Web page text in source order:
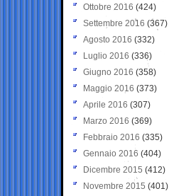
Ottobre 2016 (424)
Settembre 2016 (367)
Agosto 2016 (332)
Luglio 2016 (336)
Giugno 2016 (358)
Maggio 2016 (373)
Aprile 2016 (307)
Marzo 2016 (369)
Febbraio 2016 (335)
Gennaio 2016 (404)
Dicembre 2015 (412)
Novembre 2015 (401)